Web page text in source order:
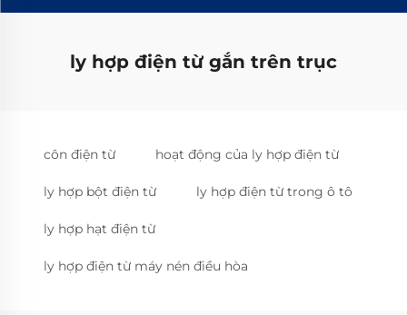
ly hợp điện từ gắn trên trục
côn điện từ hoạt động của ly hợp điện từ
ly hợp bột điện từ ly hợp điện từ trong ô tô
ly hợp hạt điện từ
ly hợp điện từ máy nén điều hòa